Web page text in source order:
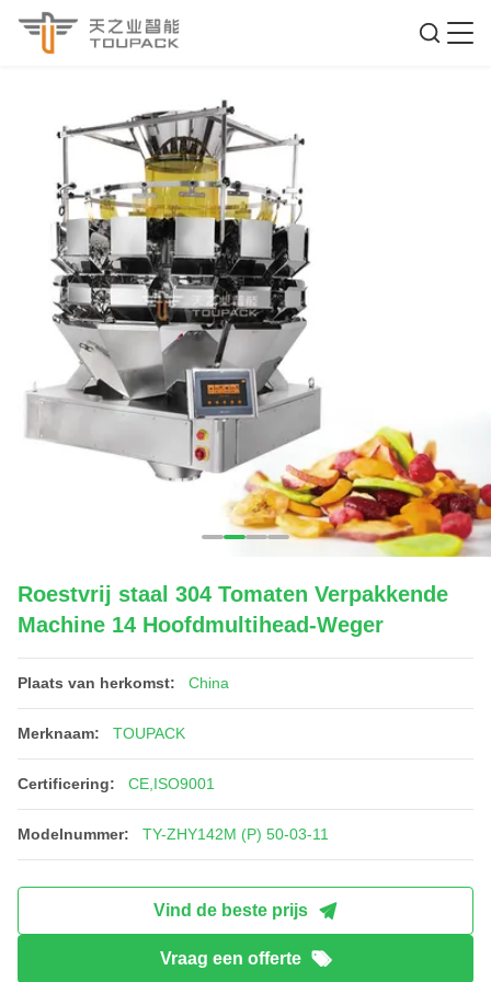
Roestvrij staal 304 Tomaten Verpakkende
Machine 14 Hoofdmultihead-Weger
Plaats van herkomst: China
Merknaam: TOUPACK
Certificering: CE,ISO9001
Modelnummer: TY-ZHY142M (P) 50-03-11
Vind de beste prijs
Vraag een offerte